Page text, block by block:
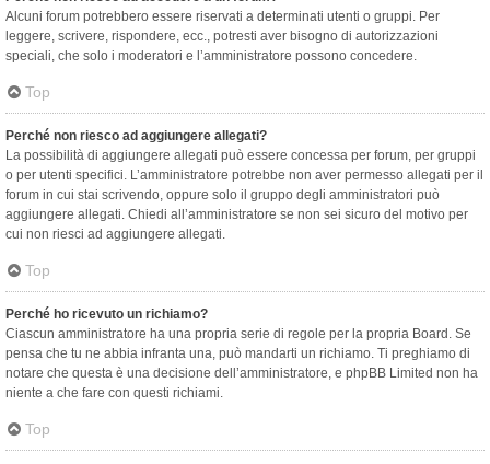
Alcuni forum potrebbero essere riservati a determinati utenti o gruppi. Per
leggere, scrivere, rispondere, ecc., potresti aver bisogno di autorizzazioni
speciali, che solo i moderatori e l’amministratore possono concedere.
Top
Perché non riesco ad aggiungere allegati?
La possibilità di aggiungere allegati può essere concessa per forum, per gruppi
o per utenti specifici. L’amministratore potrebbe non aver permesso allegati per il
forum in cui stai scrivendo, oppure solo il gruppo degli amministratori può
aggiungere allegati. Chiedi all’amministratore se non sei sicuro del motivo per
cui non riesci ad aggiungere allegati.
Top
Perché ho ricevuto un richiamo?
Ciascun amministratore ha una propria serie di regole per la propria Board. Se
pensa che tu ne abbia infranta una, può mandarti un richiamo. Ti preghiamo di
notare che questa è una decisione dell’amministratore, e phpBB Limited non ha
niente a che fare con questi richiami.
Top